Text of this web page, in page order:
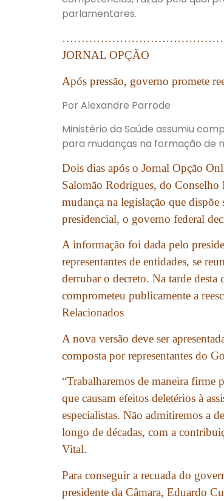
parlamentares.
……………………………………
JORNAL OPÇÃO
Após pressão, governo promete
Por Alexandre Parrode
Ministério da Saúde assumiu
para mudanças na formação de
Dois dias após o Jornal Opção
Salomão Rodrigues, do
mudança na legislação que dispõe
presidencial, o governo federal
A informação foi dada pelo
representantes de entidades, se
derrubar o decreto. Na tarde
comprometeu publicamente a
Relacionados
A nova versão deve ser
composta por representantes do
“Trabalharemos de maneira firme
que causam efeitos deletérios à
especialistas. Não admitiremos a
longo de décadas, com a
Vital.
Para conseguir a recuada do
presidente da Câmara, Eduardo